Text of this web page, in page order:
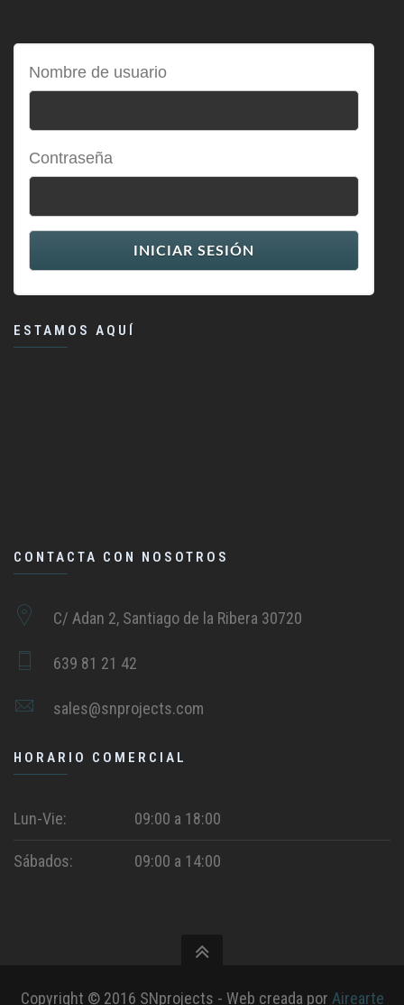
Nombre de usuario
Contraseña
ESTAMOS AQUÍ
CONTACTA CON NOSOTROS
C/ Adan 2, Santiago de la Ribera 30720
639 81 21 42
sales@snprojects.com
HORARIO COMERCIAL
Lun-Vie: 09:00 a 18:00
Sábados: 09:00 a 14:00
Copyright © 2016 SNprojects - Web creada por Airearte